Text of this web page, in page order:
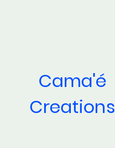
Cama'é
Creations